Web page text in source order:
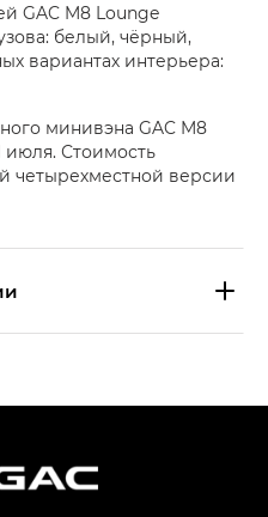
GAC M8 Lounge
белый, чёрный,
вариантах интерьера:
минивэна GAC M8
июля. Стоимость
четырехместной версии
Эс Тэ — ST